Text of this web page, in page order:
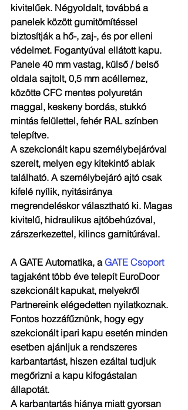
kivitelűek. Négyoldalt, továbbá a
panelek között gumitömítéssel
biztosítják a hő-, zaj-, és por elleni
védelmet. Fogantyúval ellátott kapu.
Panele 40 mm vastag, külső / belső
oldala sajtolt, 0,5 mm acéllemez,
közötte CFC mentes polyuretán
maggal, keskeny bordás, stukkó
mintás felülettel, fehér RAL színben
telepítve.
A szekcionált kapu személybejáróval
szerelt, melyen egy kitekintő ablak
található. A személybejáró ajtó csak
kifelé nyílik, nyitásiránya
megrendeléskor választható ki. Magas
kivitelű, hidraulikus ajtóbehúzóval,
zárszerkezettel, kilincs garnitúrával.
A GATE Automatika, a GATE Csoport
tagjaként több éve telepít EuroDoor
szekcionált kapukat, melyekről
Partnereink elégedetten nyilatkoznak.
Fontos hozzáfűznünk, hogy egy
szekcionált ipari kapu esetén minden
esetben ajánljuk a rendszeres
karbantartást, hiszen ezáltal tudjuk
megőrizni a kapu kifogástalan
állapotát.
A karbantartás hiánya miatt gyorsan